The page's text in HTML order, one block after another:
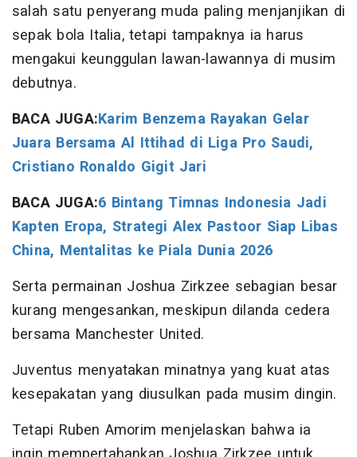
salah satu penyerang muda paling menjanjikan di
sepak bola Italia, tetapi tampaknya ia harus
mengakui keunggulan lawan-lawannya di musim
debutnya.
BACA JUGA:Karim Benzema Rayakan Gelar
Juara Bersama Al Ittihad di Liga Pro Saudi,
Cristiano Ronaldo Gigit Jari
BACA JUGA:6 Bintang Timnas Indonesia Jadi
Kapten Eropa, Strategi Alex Pastoor Siap Libas
China, Mentalitas ke Piala Dunia 2026
Serta permainan Joshua Zirkzee sebagian besar
kurang mengesankan, meskipun dilanda cedera
bersama Manchester United.
Juventus menyatakan minatnya yang kuat atas
kesepakatan yang diusulkan pada musim dingin.
Tetapi Ruben Amorim menjelaskan bahwa ia